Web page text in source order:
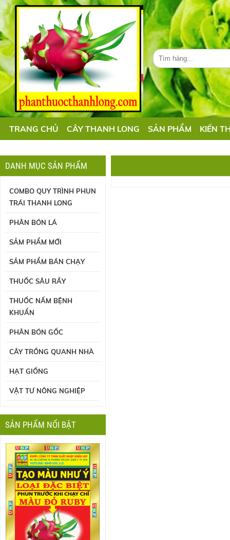
TRANG CHỦ CÂY THANH LONG SẢN PHẨM KIẾN
DANH MỤC SẢN PHẨM
COMBO QUY TRÌNH PHUN
TRÁI THANH LONG
PHÂN BÓN LÁ
SẢM PHẨM MỚI
SẢM PHẨM BÁN CHẠY
THUỐC SÂU RẦY
THUỐC NẤM BỆNH
KHUẨN
PHÂN BÓN GỐC
CÂY TRỒNG QUANH NHÀ
HẠT GIỐNG
VẬT TƯ NÔNG NGHIỆP
SẢN PHẨM NỔI BẬT